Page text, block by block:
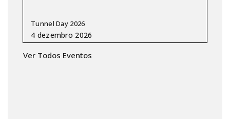
Tunnel Day 2026
Ver Todos Eventos